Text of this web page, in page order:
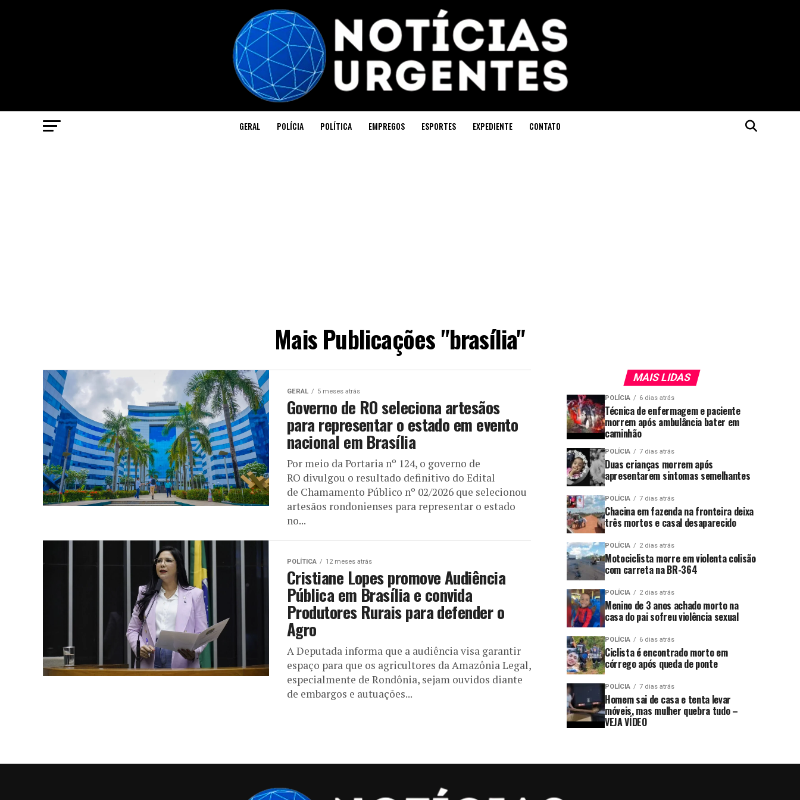
GERAL POLÍCIA POLÍTICA EMPREGOS ESPORTES EXPEDIENTE CONTATO
Mais Publicações "brasília"
GERAL 5 meses atrás
Governo de RO seleciona artesãos
para representar o estado em evento
nacional em Brasília
Por meio da Portaria nº 124, o governo de
RO divulgou o resultado definitivo do Edital
de Chamamento Público nº 02/2026 que selecionou
artesãos rondonienses para representar o estado
no...
POLÍTICA 12 meses atrás
Cristiane Lopes promove Audiência
Pública em Brasília e convida
Produtores Rurais para defender o
Agro
A Deputada informa que a audiência visa garantir
espaço para que os agricultores da Amazônia Legal,
especialmente de Rondônia, sejam ouvidos diante
de embargos e autuações...
MAIS LIDAS
POLÍCIA 6 dias atrás
Técnica de enfermagem e paciente
morrem após ambulância bater em
caminhão
POLÍCIA 7 dias atrás
Duas crianças morrem após
apresentarem sintomas semelhantes
POLÍCIA 7 dias atrás
Chacina em fazenda na fronteira deixa
três mortos e casal desaparecido
POLÍCIA 2 dias atrás
Motociclista morre em violenta colisão
com carreta na BR-364
POLÍCIA 2 dias atrás
Menino de 3 anos achado morto na
casa do pai sofreu violência sexual
POLÍCIA 6 dias atrás
Ciclista é encontrado morto em
córrego após queda de ponte
POLÍCIA 7 dias atrás
Homem sai de casa e tenta levar
móveis, mas mulher quebra tudo –
VEJA VÍDEO